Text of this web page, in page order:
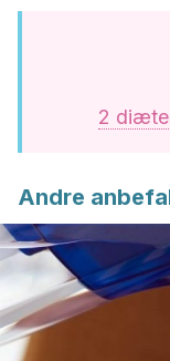
2
Andre